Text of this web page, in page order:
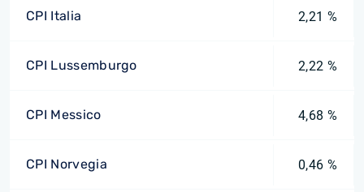
CPI Italia 2,21 %
CPI Lussemburgo 2,22 %
CPI Messico 4,68 %
CPI Norvegia 0,46 %